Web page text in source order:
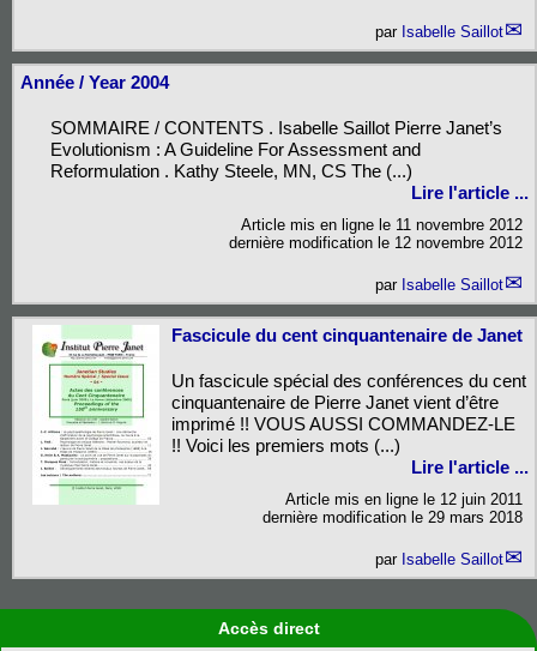
par Isabelle Saillot
Année / Year 2004
SOMMAIRE / CONTENTS . Isabelle Saillot Pierre Janet’s
Evolutionism : A Guideline For Assessment and
Reformulation . Kathy Steele, MN, CS The (...)
Lire l'article ...
Article mis en ligne le 11 novembre 2012
dernière modification le 12 novembre 2012
par Isabelle Saillot
Fascicule du cent cinquantenaire de Janet
Un fascicule spécial des conférences du cent
cinquantenaire de Pierre Janet vient d’être
imprimé !! VOUS AUSSI COMMANDEZ-LE
!! Voici les premiers mots (...)
Lire l'article ...
Article mis en ligne le 12 juin 2011
dernière modification le 29 mars 2018
par Isabelle Saillot
Accès direct